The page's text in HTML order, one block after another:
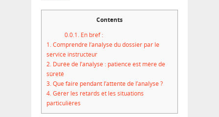
Contents
0.0.1. En bref :
1.Comprendre l’analyse du dossier par le
service instructeur
2. Durée de l’analyse : patience est mère de
sûreté
3.Que faire pendant l’attente de l’analyse ?
4.Gérer les retards et les situations
particulières